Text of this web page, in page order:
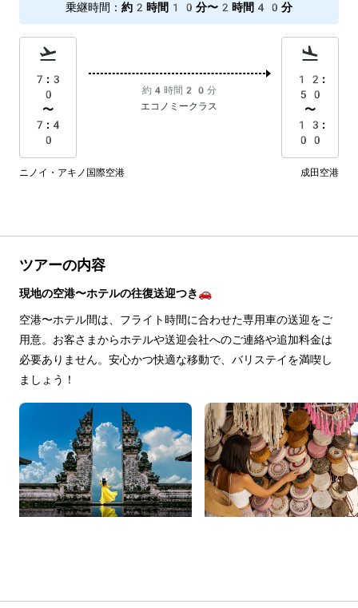
乗継時間 ： 約2時間10分〜2時間40分
7:3
0
〜
7:4
0
約4時間20分
エコノミークラス
12:
50
〜
13:
00
ニノイ・アキノ国際空港 成田空港
ツアーの内容
現地の空港〜ホテルの往復送迎つき🚗
空港〜ホテル間は、フライト時間に合わせた専用車の送迎をご
用意。お客さまからホテルや送迎会社へのご連絡や追加料金は
必要ありません。安心かつ快適な移動で、バリステイを満喫し
ましょう！